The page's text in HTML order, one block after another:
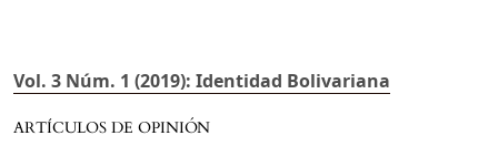
Vol. 3 Núm. 1 (2019): Identidad Bolivariana
ARTÍCULOS DE OPINIÓN